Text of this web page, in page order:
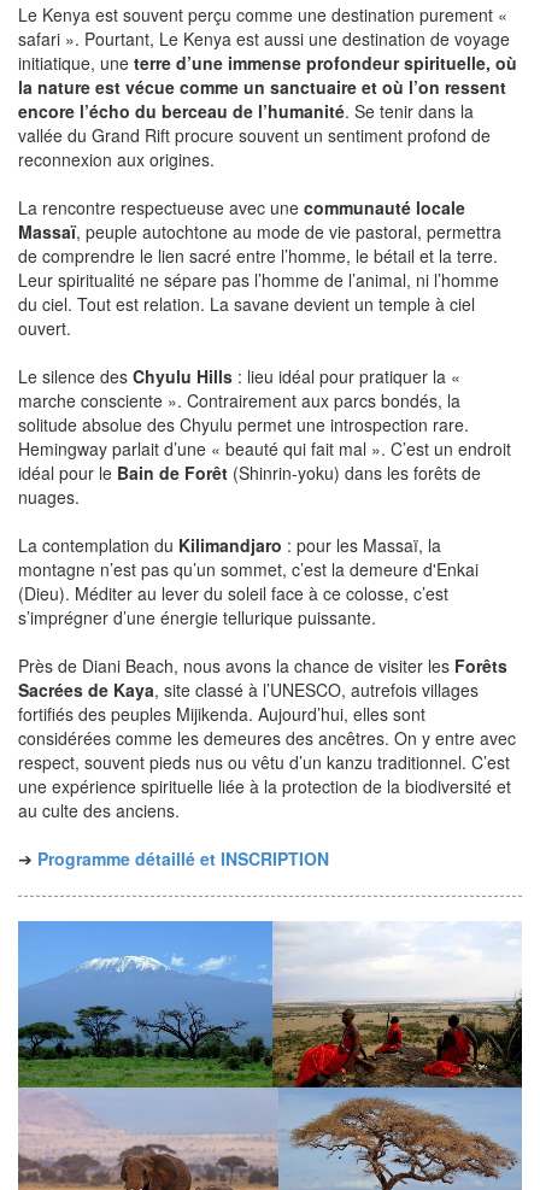
Le Kenya est souvent perçu comme une destination purement «
safari ». Pourtant, Le Kenya est aussi une destination de voyage
initiatique, une terre d’une immense profondeur spirituelle, où
la nature est vécue comme un sanctuaire et où l’on ressent
encore l’écho du berceau de l’humanité. Se tenir dans la
vallée du Grand Rift procure souvent un sentiment profond de
reconnexion aux origines.
La rencontre respectueuse avec une communauté locale
Massaï, peuple autochtone au mode de vie pastoral, permettra
de comprendre le lien sacré entre l’homme, le bétail et la terre.
Leur spiritualité ne sépare pas l’homme de l’animal, ni l’homme
du ciel. Tout est relation. La savane devient un temple à ciel
ouvert.
Le silence des Chyulu Hills : lieu idéal pour pratiquer la «
marche consciente ». Contrairement aux parcs bondés, la
solitude absolue des Chyulu permet une introspection rare.
Hemingway parlait d’une « beauté qui fait mal ». C’est un endroit
idéal pour le Bain de Forêt (Shinrin-yoku) dans les forêts de
nuages.
La contemplation du Kilimandjaro : pour les Massaï, la
montagne n’est pas qu’un sommet, c’est la demeure d'Enkai
(Dieu). Méditer au lever du soleil face à ce colosse, c’est
s’imprégner d’une énergie tellurique puissante.
Près de Diani Beach, nous avons la chance de visiter les Forêts
Sacrées de Kaya, site classé à l’UNESCO, autrefois villages
fortifiés des peuples Mijikenda. Aujourd’hui, elles sont
considérées comme les demeures des ancêtres. On y entre avec
respect, souvent pieds nus ou vêtu d’un kanzu traditionnel. C’est
une expérience spirituelle liée à la protection de la biodiversité et
au culte des anciens.
➔ Programme détaillé et INSCRIPTION